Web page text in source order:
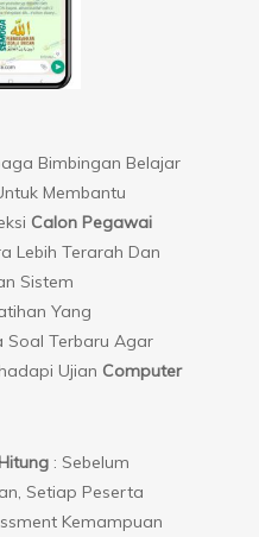
Bimbingan Belajar
Membantu
Calon Pegawai
Lebih Terarah Dan
Sistem
Yang
Soal Terbaru Agar
Ujian Computer
: Sebelum
Setiap Peserta
Kemampuan